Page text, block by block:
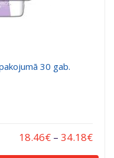
30 gab.
18.46€ – 34.18€